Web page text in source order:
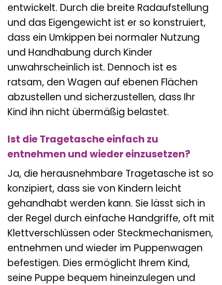
entwickelt. Durch die breite Radaufstellung
und das Eigengewicht ist er so konstruiert,
dass ein Umkippen bei normaler Nutzung
und Handhabung durch Kinder
unwahrscheinlich ist. Dennoch ist es
ratsam, den Wagen auf ebenen Flächen
abzustellen und sicherzustellen, dass Ihr
Kind ihn nicht übermäßig belastet.
Ist die Tragetasche einfach zu
entnehmen und wieder einzusetzen?
Ja, die herausnehmbare Tragetasche ist so
konzipiert, dass sie von Kindern leicht
gehandhabt werden kann. Sie lässt sich in
der Regel durch einfache Handgriffe, oft mit
Klettverschlüssen oder Steckmechanismen,
entnehmen und wieder im Puppenwagen
befestigen. Dies ermöglicht Ihrem Kind,
seine Puppe bequem hineinzulegen und